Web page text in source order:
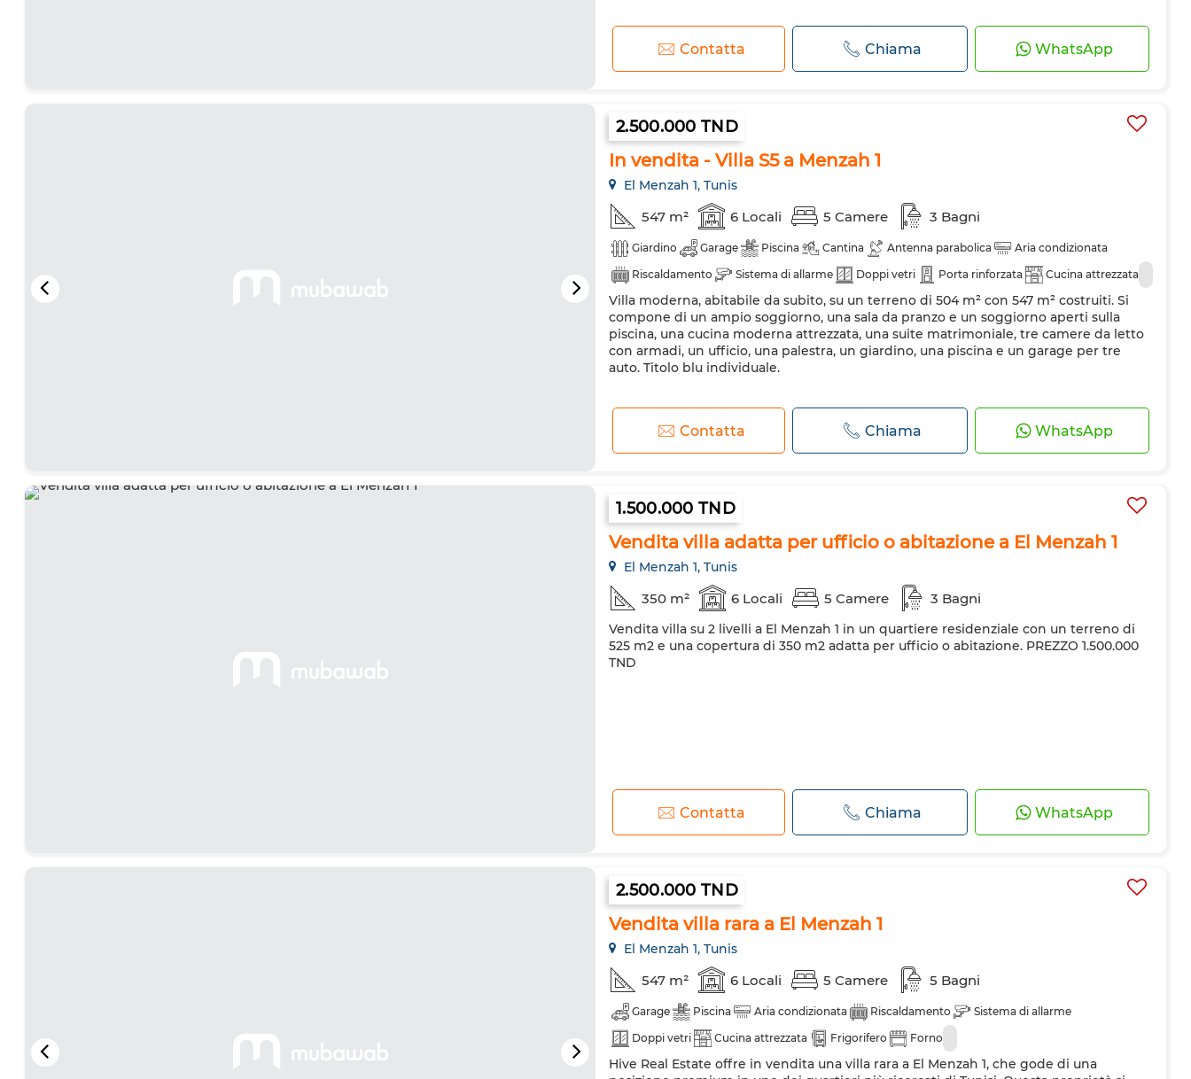
Contatta Chiama WhatsApp
2.500.000 TND
In vendita - Villa S5 a Menzah 1
El Menzah 1, Tunis
547 m² 6 Locali 5 Camere 3 Bagni
Giardino Garage Piscina Cantina Antenna parabolica
Aria condizionata
Riscaldamento
Sistema di allarme Doppi vetri Porta rinforzata Cucina attrezzata
Villa moderna, abitabile da subito, su un terreno di 504 m² con 547 m² costruiti. Si
compone di un ampio soggiorno, una sala da pranzo e un soggiorno aperti sulla
piscina, una cucina moderna attrezzata, una suite matrimoniale, tre camere da letto
con armadi, un ufficio, una palestra, un giardino, una piscina e un garage per tre
auto. Titolo blu individuale.
Contatta Chiama WhatsApp
1.500.000 TND
Vendita villa adatta per ufficio o abitazione a El Menzah 1
El Menzah 1, Tunis
350 m² 6 Locali 5 Camere 3 Bagni
Vendita villa su 2 livelli a El Menzah 1 in un quartiere residenziale con un terreno di
525 m2 e una copertura di 350 m2 adatta per ufficio o abitazione. PREZZO 1.500.000
TND
Contatta Chiama WhatsApp
2.500.000 TND
Vendita villa rara a El Menzah 1
El Menzah 1, Tunis
547 m² 6 Locali 5 Camere 5 Bagni
Garage Piscina Aria condizionata Riscaldamento
Sistema di allarme
Doppi vetri
Cucina attrezzata Frigorifero Forno
Hive Real Estate offre in vendita una villa rara a El Menzah 1, che gode di una